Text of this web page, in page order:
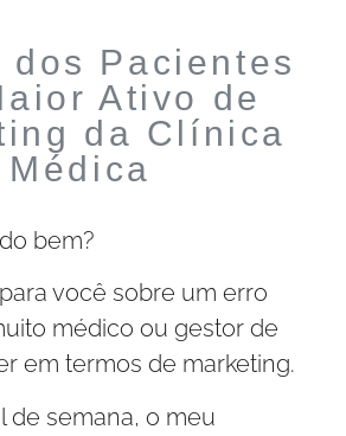
dos Pacientes
Ativo de
da Clínica
Médica
bem?
você sobre um erro
médico ou gestor de
em termos de marketing.
de semana, o meu